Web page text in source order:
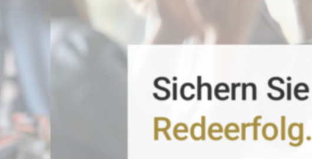
Sichern Sie
Redeerfolg.